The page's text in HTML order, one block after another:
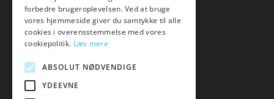
Tlf: 7876 8672
Mail: hej@amare.dk
forbedre brugeroplevelsen. Ved at bruge
vores hjemmeside giver du samtykke til alle
cookies i overensstemmelse med vores
cookiepolitik. Læs mere
ABSOLUT NØDVENDIGE
YDEEVNE